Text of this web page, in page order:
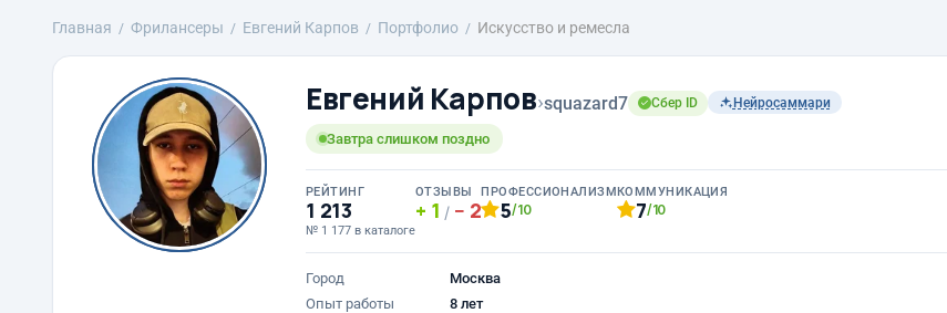
Главная Фрилансеры Евгений Карпов Портфолио Искусство и ремесла
Евгений Карпов›squazard7 Сбер ID Нейросаммари
Завтра слишком поздно
РЕЙТИНГ
1 213
№ 1 177 в каталоге
ОТЗЫВЫ
1 / 2
ПРОФЕССИОНАЛИЗМ
5/10
КОММУНИКАЦИЯ
7/10
Город
Москва
Опыт работы
8 лет